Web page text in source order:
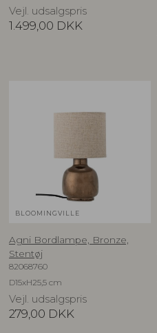
Vejl. udsalgspris
1.499,00 DKK
BLOOMINGVILLE
Agni Bordlampe, Bronze,
Stentøj
82068760
D15xH25,5 cm
Vejl. udsalgspris
279,00 DKK